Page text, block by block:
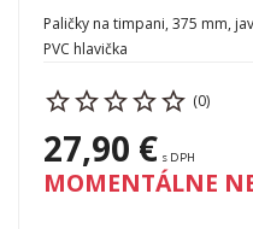
Paličky na timpani, 375 mm,
PVC hlavička
(0)
27,90 € s DPH
MOMENTÁLNE